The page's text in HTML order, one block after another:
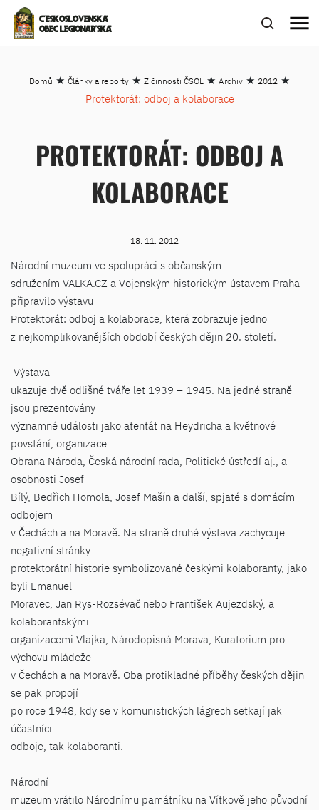
ČESKOSLOVENSKÁ
OBEC LEGIONÁŘSKÁ
menu
Domů ★ Články a reporty ★ Z činnosti ČSOL ★ Archiv ★ 2012 ★
Protektorát: odboj a kolaborace
PROTEKTORÁT: ODBOJ A
KOLABORACE
18. 11. 2012
Národní muzeum ve spolupráci s občanským
sdružením VALKA.CZ a Vojenským historickým ústavem Praha
připravilo výstavu
Protektorát: odboj a kolaborace, která zobrazuje jedno
z nejkomplikovanějších období českých dějin 20. století.
Výstava
ukazuje dvě odlišné tváře let 1939 – 1945. Na jedné straně
jsou prezentovány
významné události jako atentát na Heydricha a květnové
povstání, organizace
Obrana Národa, Česká národní rada, Politické ústředí aj., a
osobnosti Josef
Bílý, Bedřich Homola, Josef Mašín a další, spjaté s domácím
odbojem
v Čechách a na Moravě. Na straně druhé výstava zachycuje
negativní stránky
protektorátní historie symbolizované českými kolaboranty, jako
byli Emanuel
Moravec, Jan Rys-Rozsévač nebo František Aujezdský, a
kolaborantskými
organizacemi Vlajka, Národopisná Morava, Kuratorium pro
výchovu mládeže
v Čechách a na Moravě. Oba protikladné příběhy českých dějin
se pak propojí
po roce 1948, kdy se v komunistických lágrech setkají jak
účastníci
odboje, tak kolaboranti.
Národní
muzeum vrátilo Národnímu památníku na Vítkově jeho původní